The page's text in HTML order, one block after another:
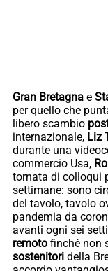
Gran Bretagna e
per quello che
libero scambio
internazionale, Liz
durante una
commercio Usa,
tornata di colloqui
settimane: sono
del tavolo, tavolo
pandemia da
avanti ogni sei
remoto finché non
sostenitori della